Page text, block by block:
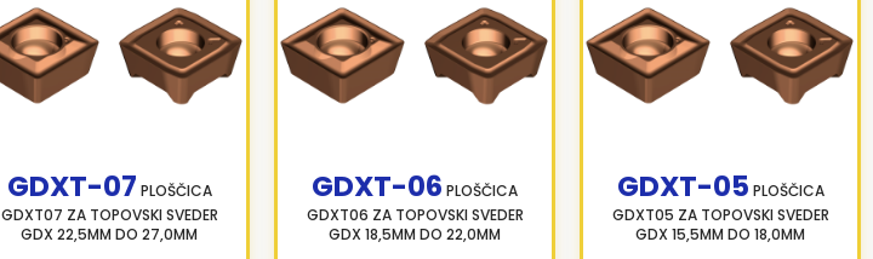
GDXT-07 PLOŠČICA
GDXT07 ZA TOPOVSKI SVEDER
GDX 22,5MM DO 27,0MM
GDXT-06 PLOŠČICA
GDXT06 ZA TOPOVSKI SVEDER
GDX 18,5MM DO 22,0MM
GDXT-05 PLOŠČICA
GDXT05 ZA TOPOVSKI SVEDER
GDX 15,5MM DO 18,0MM